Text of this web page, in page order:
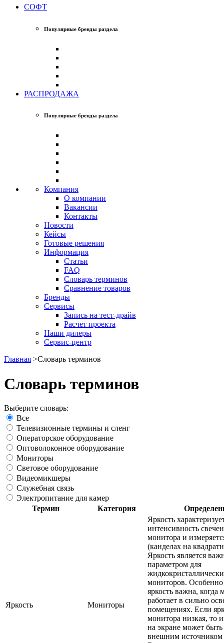
СОФТ
Популярные бренды раздела
РАСПРОДАЖА
Популярные бренды раздела
Компания
О компании
Вакансии
Контакты
Новости
Кейсы
Готовые решения
Информация
Статьи
FAQ
Словарь терминов
Сравнение товаров
Бренды
Сервисы
Запись на тест-драйв
Расчет проекта
Наши дилеры
Сервис-центр
Главная >Словарь терминов
Словарь терминов
Выберите словарь:
Все
Телевизионные термины и сленг
Операторское оборудование
Оптоволоконное оборудование
Мониторы
Световое оборудование
Видеомикшеры
Служебная связь
Электропитание для камер
Термин
Категория
Яркость Мониторы
Яркость
интенсивность
монитора и
(канделах на
Яркость является
параметром для
мониторов. Особенно
яркость важна, когда
работает в сильно
помещениях. Если
монитора низкая, то
на экране может быть
внешним источником